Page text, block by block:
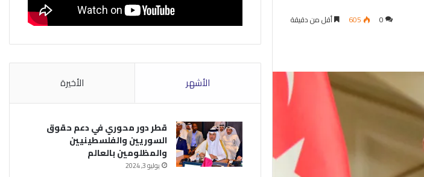
0
605 أقل من دقيقة
الأشهر الأخيرة
قطر دور محوري في دعم حقوق
السوريين والفلسطينيين
والمظلومين بالعالم
يوليو 3, 2024